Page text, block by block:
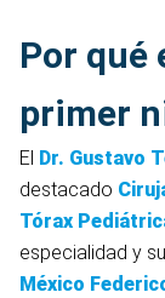
Por qué
primer
El Dr. Gustavo
destacado
Tórax
especialidad y
México